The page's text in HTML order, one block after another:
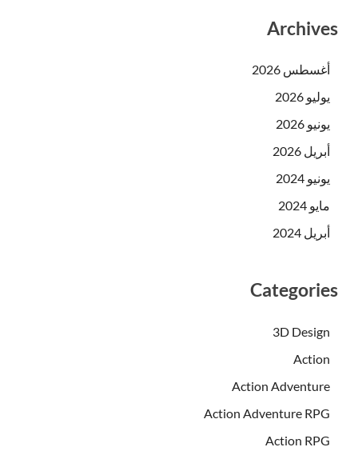
Archives
أغسطس 2026
يوليو 2026
يونيو 2026
أبريل 2026
يونيو 2024
مايو 2024
أبريل 2024
Categories
3D Design
Action
Action Adventure
Action Adventure RPG
Action RPG